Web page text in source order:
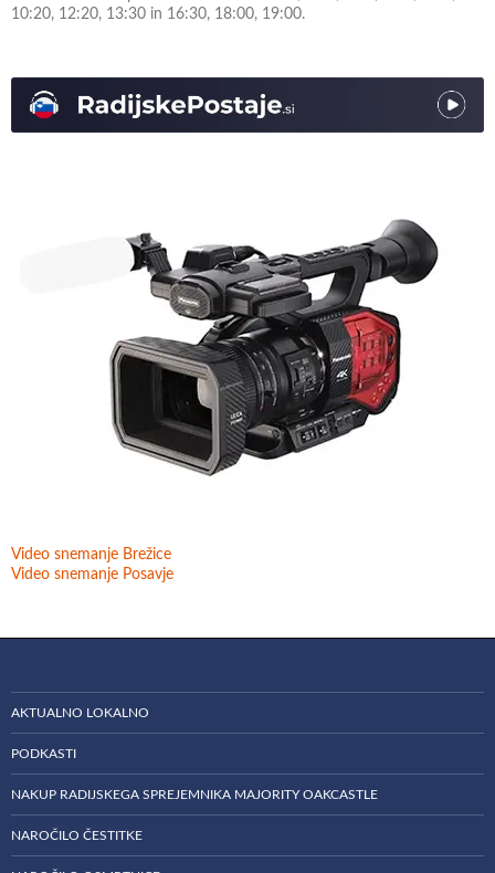
10:20, 12:20, 13:30 in 16:30, 18:00, 19:00.
Video snemanje Brežice
Video snemanje Posavje
AKTUALNO LOKALNO
PODKASTI
NAKUP RADIJSKEGA SPREJEMNIKA MAJORITY OAKCASTLE
NAROČILO ČESTITKE